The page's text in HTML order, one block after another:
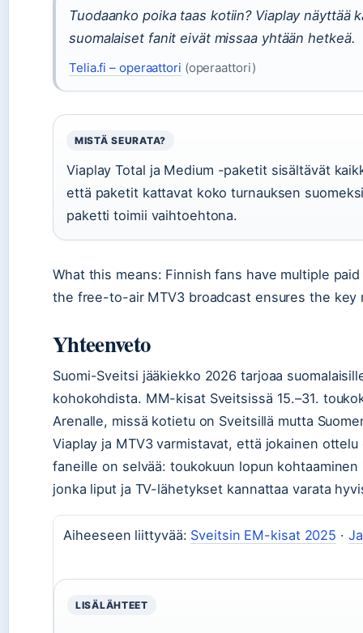
Tuodaanko poika taas kotiin? Viaplay
suomalaiset fanit eivät missaa yhtään hetkeä.
Telia.fi – operaattori (operaattori)
MISTÄ SEURATA?
Viaplay Total ja Medium -paketit sisältävät
että paketit kattavat koko turnauksen
paketti toimii vaihtoehtona.
What this means: Finnish fans have multiple
the free-to-air MTV3 broadcast ensures the key
Yhteenveto
Suomi-Sveitsi jääkiekko 2026 tarjoaa
kohokohdista. MM-kisat Sveitsissä 15.–31.
Arenalle, missä kotietu on Sveitsillä mutta
Viaplay ja MTV3 varmistavat, että jokainen
faneille on selvää: toukokuun lopun
jonka liput ja TV-lähetykset kannattaa varata
Aiheeseen liittyvää: Sveitsin EM-kisat 2025 ·
LISÄLÄHTEET